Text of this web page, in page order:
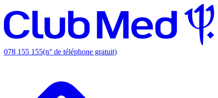
078 155 155(n° de téléphone gratuit)